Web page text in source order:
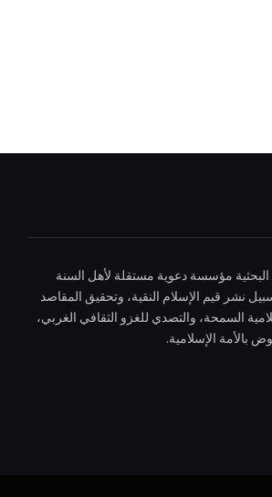
البحثية مؤسسة دعوية مستقلة لأهل السنة
نشر قيم الإسلام النقية، وتحقيق المقاصد
السمحة، والتصدي للغزو الثقافي الغربي،
بالأمة الإسلامية.